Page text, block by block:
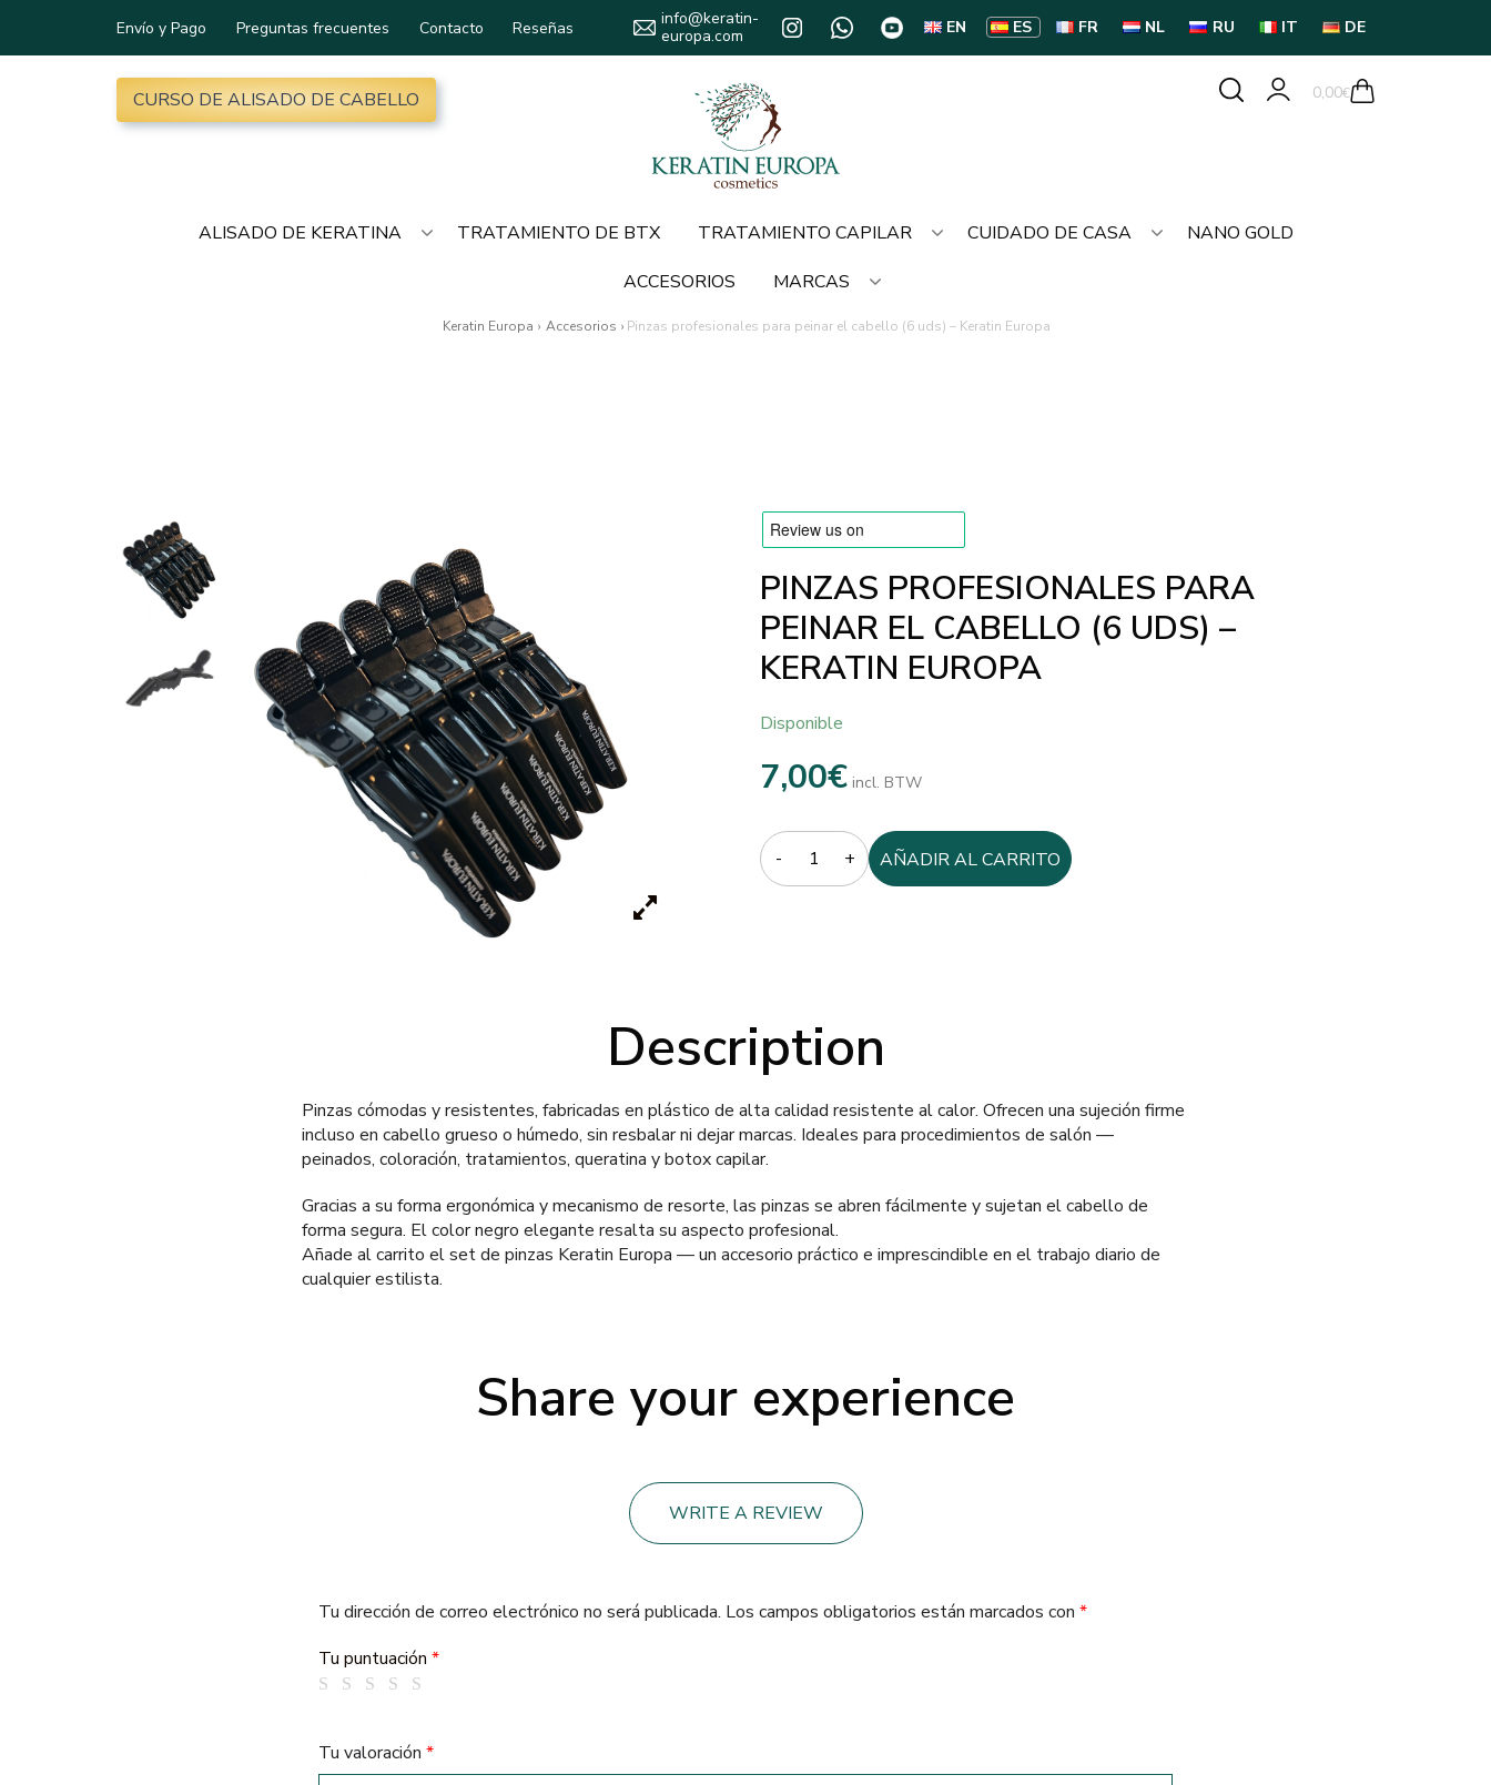
Envío y Pago Preguntas frecuentes Contacto Reseñas
info@keratin-
europa.com
EN ES FR NL RU IT DE
CURSO DE ALISADO DE CABELLO 0,00€
ALISADO DE KERATINA TRATAMIENTO DE BTX TRATAMIENTO CAPILAR CUIDADO DE CASA
NANO GOLD
ACCESORIOS
MARCAS
Keratin Europa › Accesorios › Pinzas profesionales para peinar el cabello (6 uds) – Keratin Europa
PINZAS PROFESIONALES PARA
PEINAR EL CABELLO (6 UDS) –
KERATIN EUROPA
Disponible
7,00€ incl. BTW
Quantity
AÑADIR AL CARRITO
Description
Pinzas cómodas y resistentes, fabricadas en plástico de alta calidad resistente al calor. Ofrecen una sujeción firme
incluso en cabello grueso o húmedo, sin resbalar ni dejar marcas. Ideales para procedimientos de salón —
peinados, coloración, tratamientos, queratina y botox capilar.
Gracias a su forma ergonómica y mecanismo de resorte, las pinzas se abren fácilmente y sujetan el cabello de
forma segura. El color negro elegante resalta su aspecto profesional.
Añade al carrito el set de pinzas Keratin Europa — un accesorio práctico e imprescindible en el trabajo diario de
cualquier estilista.
Share your experience
WRITE A REVIEW
Tu dirección de correo electrónico no será publicada. Los campos obligatorios están marcados con *
Tu puntuación *
Tu valoración *